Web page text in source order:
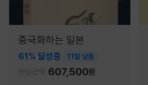
중국화하는 일본
61% 달성중 11일 남음
펀딩금액 607,500원